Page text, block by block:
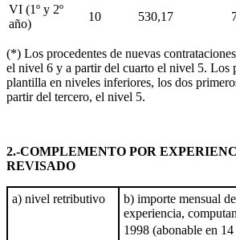
VI (1º y 2º
año)
10 530,17
(*) Los procedentes de nuevas
el nivel 6 y a partir del cuarto el nivel 5. Los
plantilla en niveles inferiores, los dos
partir del tercero, el nivel 5.
2.-COMPLEMENTO POR
REVISADO
a) nivel retributivo
b) importe mensual
experiencia,
1998 (abonable en 14